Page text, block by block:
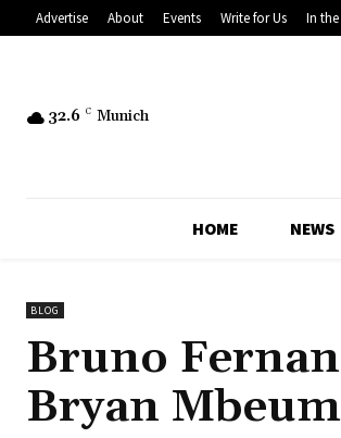
Advertise About Events Write for Us In the
32.6 C Munich
HOME NEWS
BLOG
Bruno
Bryan